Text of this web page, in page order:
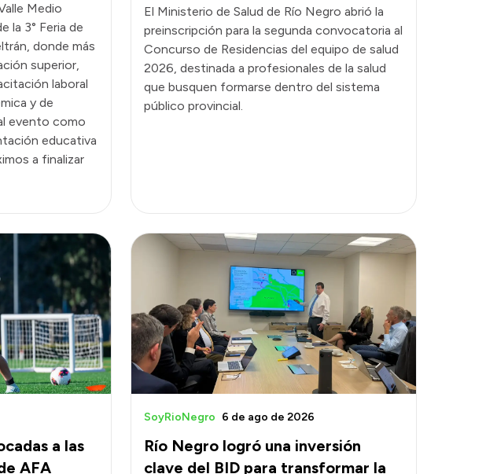
Medio
la 3° Feria de
donde más
superior,
laboral
y de
evento como
educativa
a finalizar
El Ministerio de Salud de Río Negro abrió la
preinscripción para la segunda convocatoria al
Concurso de Residencias del equipo de salud
2026, destinada a profesionales de la salud
que busquen formarse dentro del sistema
público provincial.
a las
AFA
Río Negro logró una inversión
clave del BID para transformar la
SoyRioNegro 6 de ago de 2026